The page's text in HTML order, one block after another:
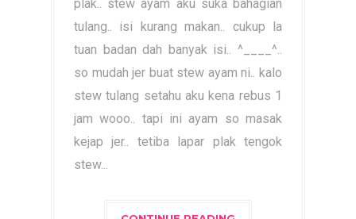
plak.. stew ayam aku suka bahagian
tulang.. isi kurang makan.. cukup la
tuan badan dah banyak isi.. ^____^..
so mudah jer buat stew ayam ni.. kalo
stew tulang setahu aku kena rebus 1
jam wooo.. tapi ini ayam so masak
kejap jer.. tetiba lapar plak tengok
stew...